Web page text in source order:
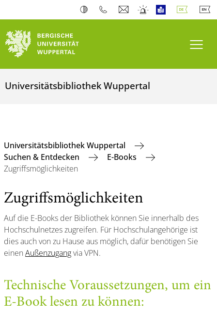
Universitätsbibliothek Wuppertal
Universitätsbibliothek Wuppertal
Suchen & Entdecken
E-Books
Zugriffsmöglichkeiten
Zugriffsmöglichkeiten
Auf die E-Books der Bibliothek können Sie innerhalb des
Hochschulnetzes zugreifen. Für Hochschulangehörige ist
dies auch von zu Hause aus möglich, dafür benötigen Sie
einen Außenzugangvia VPN.
Technische Voraussetzungen, um ein
E-Book lesen zu können: